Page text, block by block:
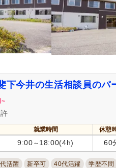
り(62) 社
金 昇
あり(51) 日
人事
除内考慮あり(3) 扶
登用あり
通勤可(7)
下今井の生活相談員のパ
~
就業時間 休憩
9:00 ～ 18:00(4h) 60
活躍 新卒可 40代活躍 学歴不問